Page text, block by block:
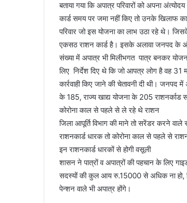
बताया गया कि अपात्र परिवारों को अपना
कार्ड समय पर जमा नहीं किए तो उनके खिलाफ
परिवार जो इस योजना का लाभ उठा रहे थे।
एकसठ राशन कार्ड है। इसके अलावा जनपद के
संख्या में अपात्र भी मिलीभगत पात्र बनकर
लिए निर्देश दिए थे कि जो आपत्र लोग है वह
कार्रवाही किए जाने की चेतावनी दी थी।
के 185, राज्य खाद्य योजना के 205 राशनर्काड
कोरोना काल से पहले से ले रहे थे राशन
जिला आपूर्ति विभाग की माने तो सरेंडर करने
राशनकार्ड धारक तो कोरोना काल से पहले से
इन राशनकार्ड धारकों से होगी वसूली
शासन ने पात्रों व अपात्रों की पहचान के लिए
सदस्यों की कुल आय रु.15000 से अधिक ना हो,
पेन्शन वाले भी अपात्र होंगे।